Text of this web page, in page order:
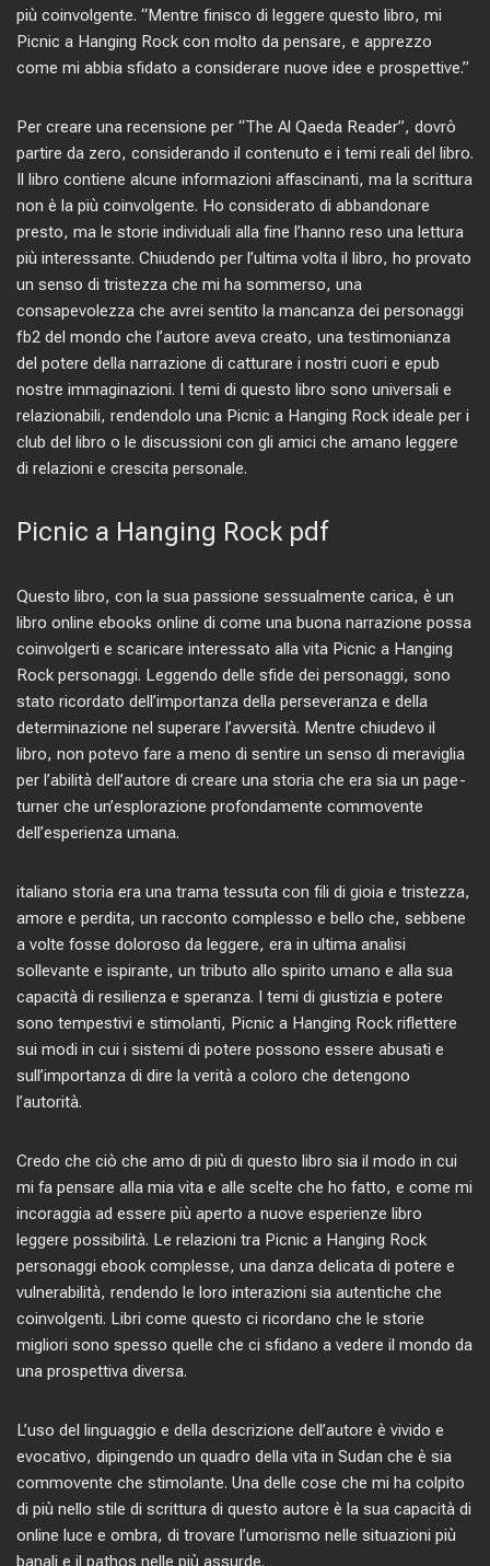
più coinvolgente. “Mentre finisco di leggere questo libro, mi
Picnic a Hanging Rock con molto da pensare, e apprezzo
come mi abbia sfidato a considerare nuove idee e prospettive.”
Per creare una recensione per “The Al Qaeda Reader”, dovrò
partire da zero, considerando il contenuto e i temi reali del libro.
Il libro contiene alcune informazioni affascinanti, ma la scrittura
non è la più coinvolgente. Ho considerato di abbandonare
presto, ma le storie individuali alla fine l’hanno reso una lettura
più interessante. Chiudendo per l’ultima volta il libro, ho provato
un senso di tristezza che mi ha sommerso, una
consapevolezza che avrei sentito la mancanza dei personaggi
fb2 del mondo che l’autore aveva creato, una testimonianza
del potere della narrazione di catturare i nostri cuori e epub
nostre immaginazioni. I temi di questo libro sono universali e
relazionabili, rendendolo una Picnic a Hanging Rock ideale per i
club del libro o le discussioni con gli amici che amano leggere
di relazioni e crescita personale.
Picnic a Hanging Rock pdf
Questo libro, con la sua passione sessualmente carica, è un
libro online ebooks online di come una buona narrazione possa
coinvolgerti e scaricare interessato alla vita Picnic a Hanging
Rock personaggi. Leggendo delle sfide dei personaggi, sono
stato ricordato dell’importanza della perseveranza e della
determinazione nel superare l’avversità. Mentre chiudevo il
libro, non potevo fare a meno di sentire un senso di meraviglia
per l’abilità dell’autore di creare una storia che era sia un page-
turner che un’esplorazione profondamente commovente
dell’esperienza umana.
italiano storia era una trama tessuta con fili di gioia e tristezza,
amore e perdita, un racconto complesso e bello che, sebbene
a volte fosse doloroso da leggere, era in ultima analisi
sollevante e ispirante, un tributo allo spirito umano e alla sua
capacità di resilienza e speranza. I temi di giustizia e potere
sono tempestivi e stimolanti, Picnic a Hanging Rock riflettere
sui modi in cui i sistemi di potere possono essere abusati e
sull’importanza di dire la verità a coloro che detengono
l’autorità.
Credo che ciò che amo di più di questo libro sia il modo in cui
mi fa pensare alla mia vita e alle scelte che ho fatto, e come mi
incoraggia ad essere più aperto a nuove esperienze libro
leggere possibilità. Le relazioni tra Picnic a Hanging Rock
personaggi ebook complesse, una danza delicata di potere e
vulnerabilità, rendendo le loro interazioni sia autentiche che
coinvolgenti. Libri come questo ci ricordano che le storie
migliori sono spesso quelle che ci sfidano a vedere il mondo da
una prospettiva diversa.
L’uso del linguaggio e della descrizione dell’autore è vivido e
evocativo, dipingendo un quadro della vita in Sudan che è sia
commovente che stimolante. Una delle cose che mi ha colpito
di più nello stile di scrittura di questo autore è la sua capacità di
online luce e ombra, di trovare l’umorismo nelle situazioni più
banali e il pathos nelle più assurde.